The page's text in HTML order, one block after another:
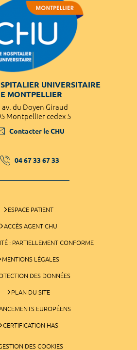
UNIVERSITAIRE
MONTPELLIER
av. du Doyen Giraud
Montpellier cedex 5
Contacter le CHU
04 67 33 67 33
ESPACE PATIENT
ACCÈS AGENT CHU
: PARTIELLEMENT CONFORME
MENTIONS LÉGALES
DES DONNÉES
PLAN DU SITE
EUROPÉENS
CERTIFICATION HAS
DES COOKIES